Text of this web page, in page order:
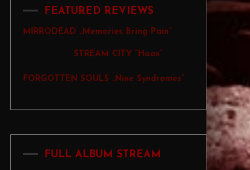
FEATURED REVIEWS
MIRRODEAD „Memories Bring Pain”
STREAM CITY “Hoax”
FORGOTTEN SOULS „Nine Syndromes”
FULL ALBUM STREAM